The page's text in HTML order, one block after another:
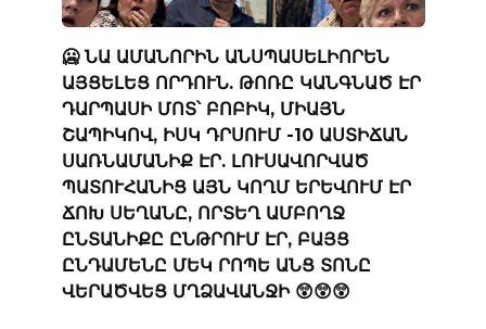
🥶 ՆԱ ԱՄԱՆՈՐԻՆ ԱՆՍՊԱՍԵԼԻՈՐԵՆ
ԱՅՑԵԼԵՑ ՈՐԴՈՒՆ. ԹՈՌԸ ԿԱՆԳՆԱԾ ԷՐ
ԴԱՐՊԱՍԻ ՄՈՏ՝ ԲՈԲԻԿ, ՄԻԱՅՆ
ՇԱՊԻԿՈՎ, ԻՍԿ ԴՐՍՈՒՄ -10 ԱՍՏԻՃԱՆ
ՍԱՌՆԱՄԱՆԻՔ ԷՐ. ԼՈՒՍԱՎՈՐՎԱԾ
ՊԱՏՈՒՀԱՆԻՑ ԱՅՆ ԿՈՂՄ ԵՐԵՎՈՒՄ ԷՐ
ՃՈԽ ՍԵՂԱՆԸ, ՈՐՏԵՂ ԱՄԲՈՂՋ
ԸՆՏԱՆԻՔԸ ԸՆԹՐՈՒՄ ԷՐ, ԲԱՅՑ
ԸՆԴԱՄԵՆԸ ՄԵԿ ՐՈՊԵ ԱՆՑ ՏՈՆԸ
ՎԵՐԱԾՎԵՑ ՄՂՁԱՎԱՆՋԻ 😲😲😲